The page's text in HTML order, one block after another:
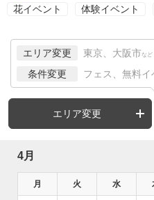
花イベント 体験イベント
エリア変更 東京、大阪市 など
条件変更 フェス、無料イ
エリア変更
4月
月 火 水